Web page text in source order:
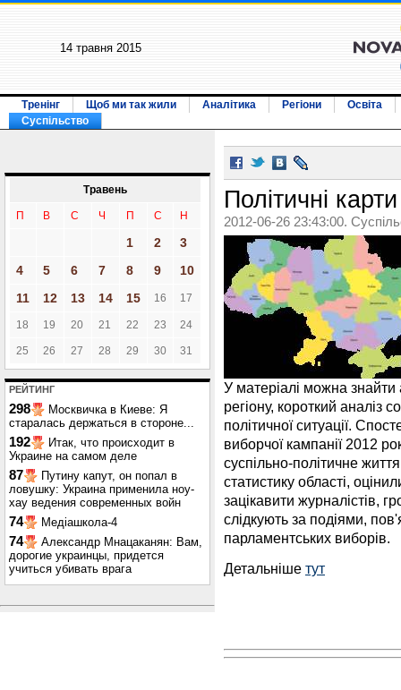
14 травня 2015
Тренінг Щоб ми так жили Аналітика Регіони
Освіта
Суспільство
Травень
П В С Ч П С Н
1 2
3
4
5 6 7 8 9
10
11
12 13 14 15 16 17
18 19 20 21 22 23 24
25 26 27 28 29 30 31
РЕЙТИНГ
298
Москвичка в Киеве: Я
старалась держаться в стороне...
192
Итак, что происходит в
Украине на самом деле
87
Путину капут, он попал в
ловушку: Украина применила ноу-
хау ведения современных войн
74 Медіашкола-4
74
Александр Мнацаканян: Вам,
дорогие украинцы, придется
учиться убивать врага
Політичні
2012-06-26 23:43:00.
У матеріалі можна знайти
регіону, короткий аналіз
політичної ситуації.
виборчої кампанії 2012
суспільно-політичне
статистику області,
зацікавити журналістів,
слідкують за подіями,
парламентських виборів.
Детальніше тут